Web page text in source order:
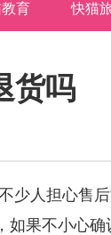
育 快猫
货吗
少人担心售
如果不小心确